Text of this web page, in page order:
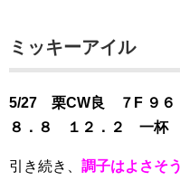
ミッキーアイル
5/27 栗CW良 ７F ９
８．８ １２．２ 一杯
引き続き、 調子はよさそう